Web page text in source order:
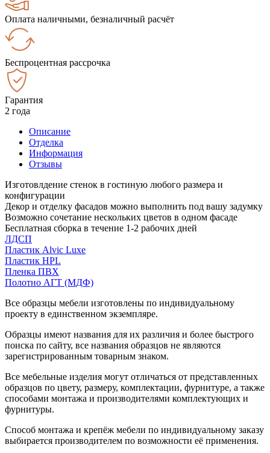
Оплата наличными, безналичный расчёт
Беспроцентная рассрочка
Гарантия
2 года
Описание
Отделка
Информация
Отзывы
Изготовлдение стенок в гостиную любого размера и
конфигурации
Декор и отделку фасадов можно выполнить под вашу задумку
Возможно сочетание нескольких цветов в одном фасаде
Бесплатная сборка в течение 1-2 рабочих дней
ЛДСП
Пластик Alvic Luxe
Пластик HPL
Пленка ПВХ
Полотно АГТ (МДФ)
Все образцы мебели изготовлены по индивидуальному
проекту в единственном экземпляре.
Образцы имеют названия для их различия и более быстрого
поиска по сайту, все названия образцов не являются
зарегистрированным товарным знаком.
Все мебельные изделия могут отличаться от представленных
образцов по цвету, размеру, комплектации, фурнитуре, а также
способами монтажа и производителями комплектующих и
фурнитуры.
Способ монтажа и крепёж мебели по индивидуальному заказу
выбирается производителем по возможности её применения.